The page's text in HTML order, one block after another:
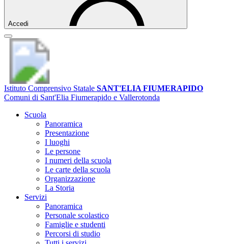
Accedi
Istituto Comprensivo Statale SANT'ELIA FIUMERAPIDO
Comuni di Sant'Elia Fiumerapido e Vallerotonda
Scuola
Panoramica
Presentazione
I luoghi
Le persone
I numeri della scuola
Le carte della scuola
Organizzazione
La Storia
Servizi
Panoramica
Personale scolastico
Famiglie e studenti
Percorsi di studio